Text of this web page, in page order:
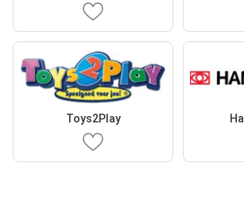
Toys2Play